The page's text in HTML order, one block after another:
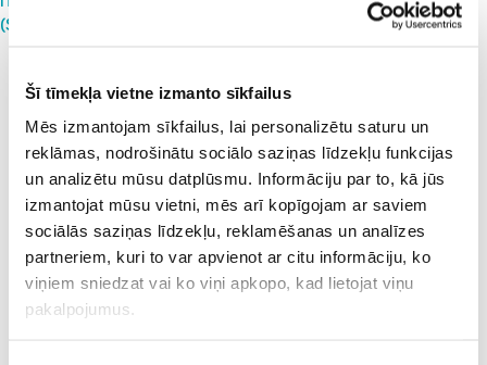
Šī tīmekļa vietne izmanto sīkfailus
Mēs izmantojam sīkfailus, lai personalizētu saturu un
reklāmas, nodrošinātu sociālo saziņas līdzekļu funkcijas
un analizētu mūsu datplūsmu. Informāciju par to, kā jūs
izmantojat mūsu vietni, mēs arī kopīgojam ar saviem
sociālās saziņas līdzekļu, reklamēšanas un analīzes
partneriem, kuri to var apvienot ar citu informāciju, ko
viņiem sniedzat vai ko viņi apkopo, kad lietojat viņu
pakalpojumus.
(SAAS04)
Recent Posts
Recent Comments
Нет комментариев для просмотра.